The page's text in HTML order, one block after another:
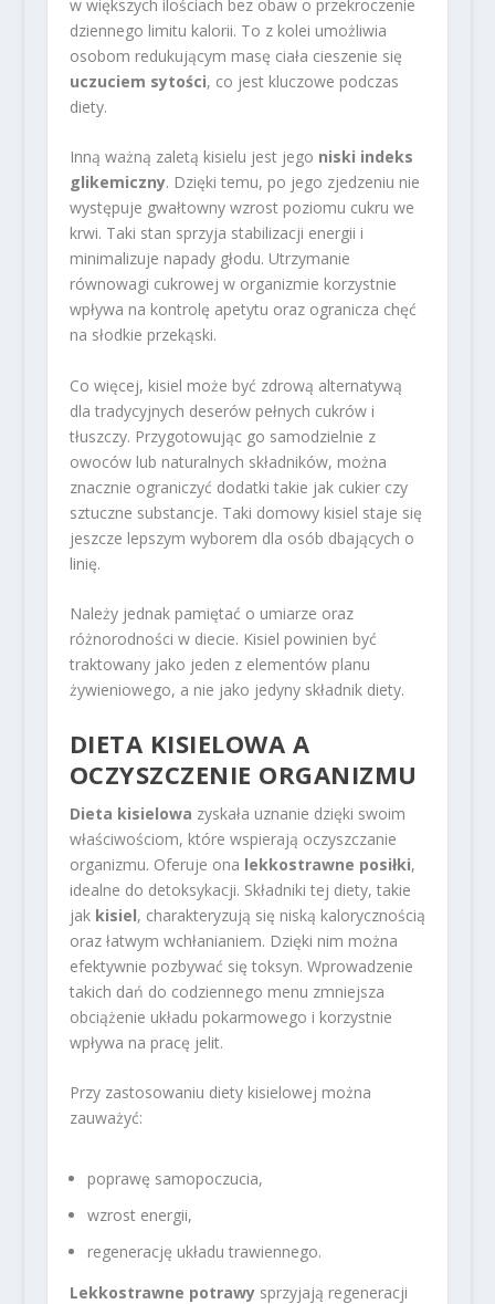
w większych ilościach bez obaw o przekroczenie
dziennego limitu kalorii. To z kolei umożliwia
osobom redukującym masę ciała cieszenie się
uczuciem sytości, co jest kluczowe podczas
diety.
Inną ważną zaletą kisielu jest jego niski indeks
glikemiczny. Dzięki temu, po jego zjedzeniu nie
występuje gwałtowny wzrost poziomu cukru we
krwi. Taki stan sprzyja stabilizacji energii i
minimalizuje napady głodu. Utrzymanie
równowagi cukrowej w organizmie korzystnie
wpływa na kontrolę apetytu oraz ogranicza chęć
na słodkie przekąski.
Co więcej, kisiel może być zdrową alternatywą
dla tradycyjnych deserów pełnych cukrów i
tłuszczy. Przygotowując go samodzielnie z
owoców lub naturalnych składników, można
znacznie ograniczyć dodatki takie jak cukier czy
sztuczne substancje. Taki domowy kisiel staje się
jeszcze lepszym wyborem dla osób dbających o
linię.
Należy jednak pamiętać o umiarze oraz
różnorodności w diecie. Kisiel powinien być
traktowany jako jeden z elementów planu
żywieniowego, a nie jako jedyny składnik diety.
DIETA KISIELOWA A
OCZYSZCZENIE ORGANIZMU
Dieta kisielowa zyskała uznanie dzięki swoim
właściwościom, które wspierają oczyszczanie
organizmu. Oferuje ona lekkostrawne posiłki,
idealne do detoksykacji. Składniki tej diety, takie
jak kisiel, charakteryzują się niską kalorycznością
oraz łatwym wchłanianiem. Dzięki nim można
efektywnie pozbywać się toksyn. Wprowadzenie
takich dań do codziennego menu zmniejsza
obciążenie układu pokarmowego i korzystnie
wpływa na pracę jelit.
Przy zastosowaniu diety kisielowej można
zauważyć:
poprawę samopoczucia,
wzrost energii,
regenerację układu trawiennego.
Lekkostrawne potrawysprzyjają regeneracji